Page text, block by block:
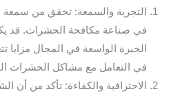
التجربة والسمعة: تحقق من سمعة
في صناعة مكافحة الحشرات. قد
الخبرة الواسعة في المجال مزايا
في التعامل مع مشاكل الحشرات
الاحترافية والكفاءة: تأكد من أن